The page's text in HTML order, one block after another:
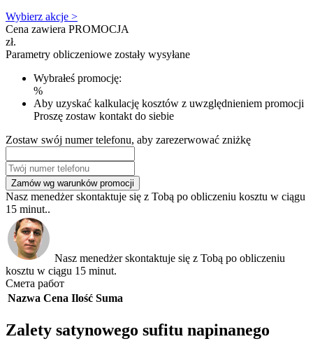
Wybierz akcje >
Cena zawiera PROMOCJA
zł.
Parametry obliczeniowe zostały wysyłane
Wybrałeś promocję:
%
Aby uzyskać kalkulację kosztów z uwzględnieniem promocji
Proszę zostaw kontakt do siebie
Zostaw swój numer telefonu, aby zarezerwować zniżkę
Zamów wg warunków promocji
Nasz menedżer skontaktuje się z Tobą po obliczeniu kosztu w ciągu
15 minut..
Nasz menedżer skontaktuje się z Tobą po obliczeniu
kosztu w ciągu 15 minut.
Смета работ
Nazwa Cena Ilość Suma
Zalety satynowego sufitu napinanego